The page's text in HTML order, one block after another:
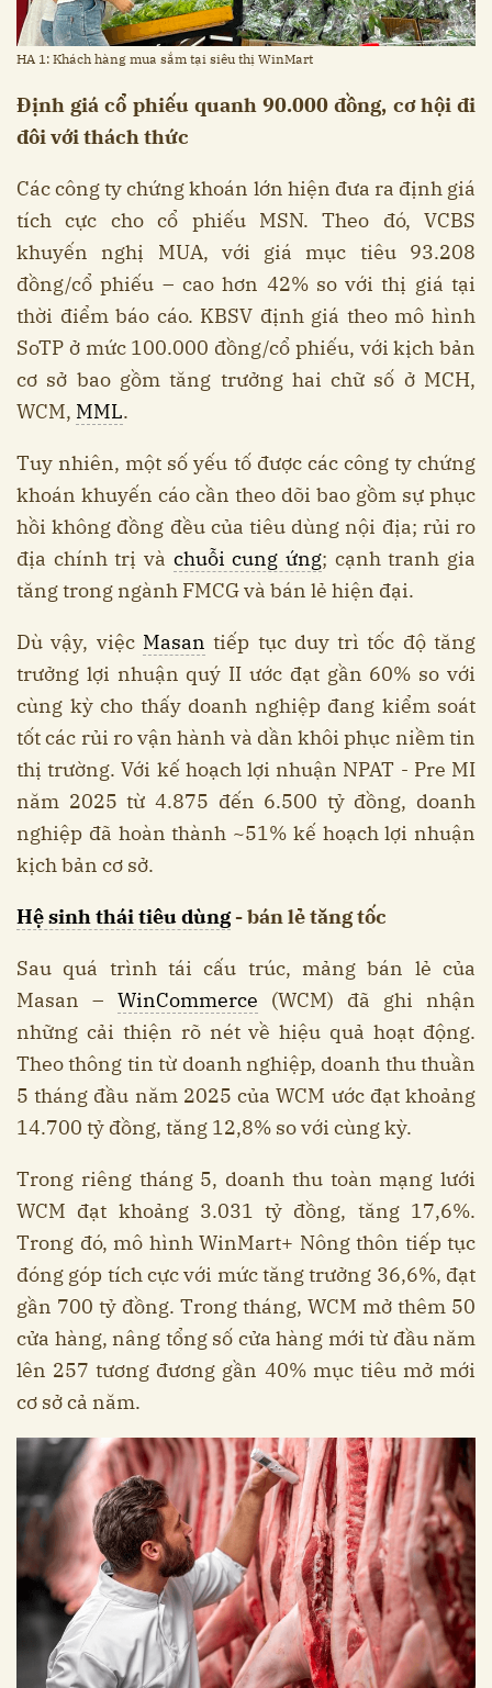
HA 1: Khách hàng mua sắm tại siêu thị WinMart
Định giá cổ phiếu quanh 90.000 đồng, cơ hội đi
đôi với thách thức
Các công ty chứng khoán lớn hiện đưa ra định giá
tích cực cho cổ phiếu MSN. Theo đó, VCBS
khuyến nghị MUA, với giá mục tiêu 93.208
đồng/cổ phiếu – cao hơn 42% so với thị giá tại
thời điểm báo cáo. KBSV định giá theo mô hình
SoTP ở mức 100.000 đồng/cổ phiếu, với kịch bản
cơ sở bao gồm tăng trưởng hai chữ số ở MCH,
WCM, MML.
Tuy nhiên, một số yếu tố được các công ty chứng
khoán khuyến cáo cần theo dõi bao gồm sự phục
hồi không đồng đều của tiêu dùng nội địa; rủi ro
địa chính trị và chuỗi cung ứng; cạnh tranh gia
tăng trong ngành FMCG và bán lẻ hiện đại.
Dù vậy, việc Masan tiếp tục duy trì tốc độ tăng
trưởng lợi nhuận quý II ước đạt gần 60% so với
cùng kỳ cho thấy doanh nghiệp đang kiểm soát
tốt các rủi ro vận hành và dần khôi phục niềm tin
thị trường. Với kế hoạch lợi nhuận NPAT - Pre MI
năm 2025 từ 4.875 đến 6.500 tỷ đồng, doanh
nghiệp đã hoàn thành ~51% kế hoạch lợi nhuận
kịch bản cơ sở.
Hệ sinh thái tiêu dùng- bán lẻ tăng tốc
Sau quá trình tái cấu trúc, mảng bán lẻ của
Masan – WinCommerce (WCM) đã ghi nhận
những cải thiện rõ nét về hiệu quả hoạt động.
Theo thông tin từ doanh nghiệp, doanh thu thuần
5 tháng đầu năm 2025 của WCM ước đạt khoảng
14.700 tỷ đồng, tăng 12,8% so với cùng kỳ.
Trong riêng tháng 5, doanh thu toàn mạng lưới
WCM đạt khoảng 3.031 tỷ đồng, tăng 17,6%.
Trong đó, mô hình WinMart+ Nông thôn tiếp tục
đóng góp tích cực với mức tăng trưởng 36,6%, đạt
gần 700 tỷ đồng. Trong tháng, WCM mở thêm 50
cửa hàng, nâng tổng số cửa hàng mới từ đầu năm
lên 257 tương đương gần 40% mục tiêu mở mới
cơ sở cả năm.